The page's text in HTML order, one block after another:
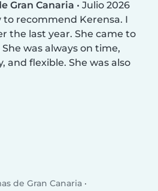
Gran Canaria • Julio 2026
to recommend Kerensa. I
the last year. She came to
was always on time,
and flexible. She was also
de Gran Canaria